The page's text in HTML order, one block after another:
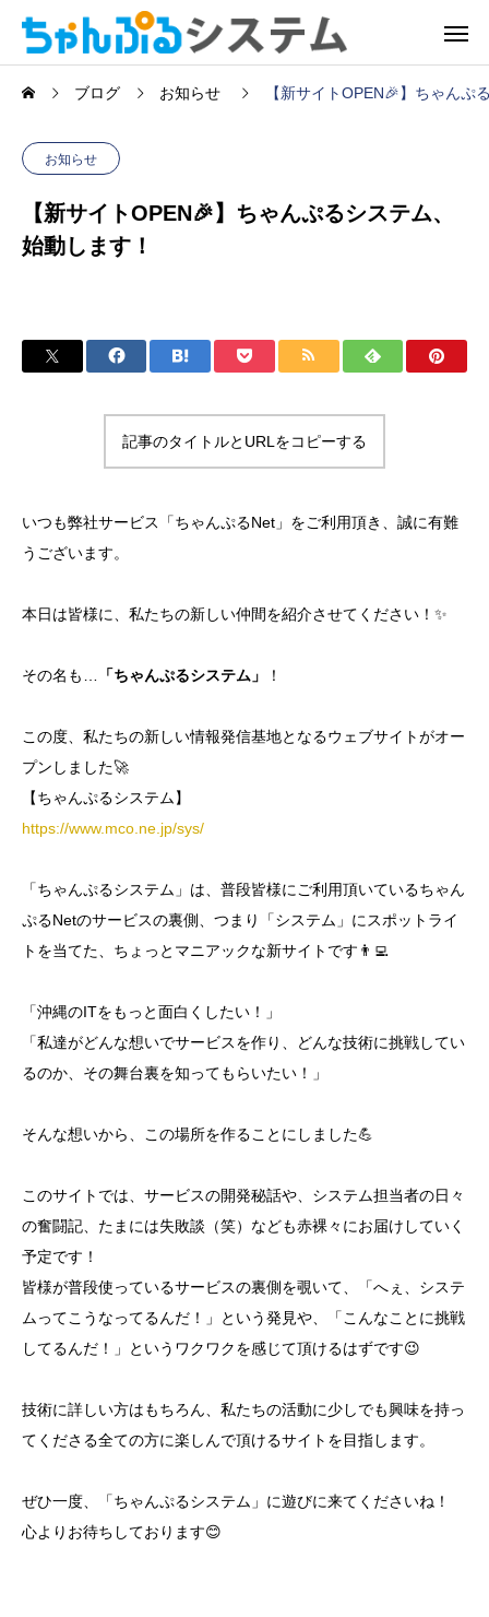
ブログ お知らせ 【新サイトOPEN🎉】ちゃんぷ
お知らせ
【新サイトOPEN🎉】ちゃんぷるシステム、
始動します！
記事のタイトルとURLをコピーする
いつも弊社サービス「ちゃんぷるNet」をご利用頂き、誠に有難
うございます。
本日は皆様に、私たちの新しい仲間を紹介させてください！✨
その名も… 「ちゃんぷるシステム」 ！
この度、私たちの新しい情報発信基地となるウェブサイトがオー
プンしました🚀
【ちゃんぷるシステム】
https://www.mco.ne.jp/sys/
「ちゃんぷるシステム」は、普段皆様にご利用頂いているちゃん
ぷるNetのサービスの裏側、つまり「システム」にスポットライ
トを当てた、ちょっとマニアックな新サイトです👨‍💻
「沖縄のITをもっと面白くしたい！」
「私達がどんな想いでサービスを作り、どんな技術に挑戦してい
るのか、その舞台裏を知ってもらいたい！」
そんな想いから、この場所を作ることにしました💪
このサイトでは、サービスの開発秘話や、システム担当者の日々
の奮闘記、たまには失敗談（笑）なども赤裸々にお届けしていく
予定です！
皆様が普段使っているサービスの裏側を覗いて、「へぇ、システ
ムってこうなってるんだ！」という発見や、「こんなことに挑戦
してるんだ！」というワクワクを感じて頂けるはずです😉
技術に詳しい方はもちろん、私たちの活動に少しでも興味を持っ
てくださる全ての方に楽しんで頂けるサイトを目指します。
ぜひ一度、「ちゃんぷるシステム」に遊びに来てくださいね！
心よりお待ちしております😊